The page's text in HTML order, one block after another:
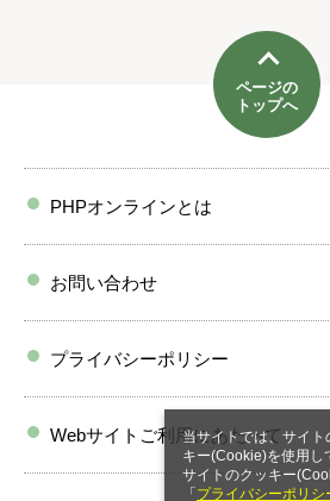
当サイトでは、サイト
キー(Cookie)を使用し
サイトのクッキー
「 プライバシーポリシ
ページの
トップへ
PHPオンラインとは
お問い合わせ
プライバシーポリシー
Webサイトご利用にあたって